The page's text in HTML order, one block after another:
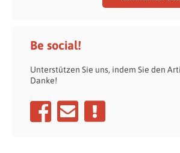
Be social!
Unterstützen Sie uns, indem Sie den
Danke!